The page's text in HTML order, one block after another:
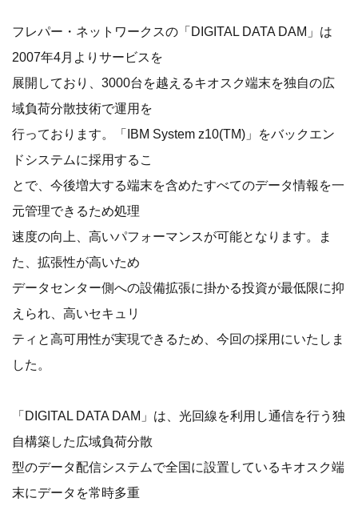
フレパー・ネットワークスの「DIGITAL DATA DAM」は
2007年4月よりサービスを
展開しており、3000台を越えるキオスク端末を独自の広
域負荷分散技術で運用を
行っております。「IBM System z10(TM)」をバックエン
ドシステムに採用するこ
とで、今後増大する端末を含めたすべてのデータ情報を一
元管理できるため処理
速度の向上、高いパフォーマンスが可能となります。ま
た、拡張性が高いため
データセンター側への設備拡張に掛かる投資が最低限に抑
えられ、高いセキュリ
ティと高可用性が実現できるため、今回の採用にいたしま
した。
「DIGITAL DATA DAM」は、光回線を利用し通信を行う独
自構築した広域負荷分散
型のデータ配信システムで全国に設置しているキオスク端
末にデータを常時多重